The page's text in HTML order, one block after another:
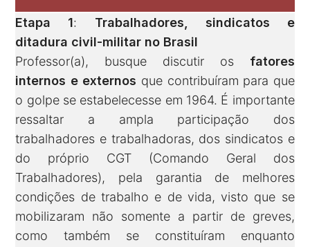
Etapa 1: Trabalhadores, sindicatos e
ditadura civil-militar no Brasil
Professor(a), busque discutir os fatores
internos e externos que contribuíram para que
o golpe se estabelecesse em 1964. É importante
ressaltar a ampla participação dos
trabalhadores e trabalhadoras, dos sindicatos e
do próprio CGT (Comando Geral dos
Trabalhadores), pela garantia de melhores
condições de trabalho e de vida, visto que se
mobilizaram não somente a partir de greves,
como também se constituíram enquanto